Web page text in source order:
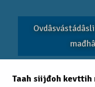
Taah siijđoh kevttih
EITC 2025